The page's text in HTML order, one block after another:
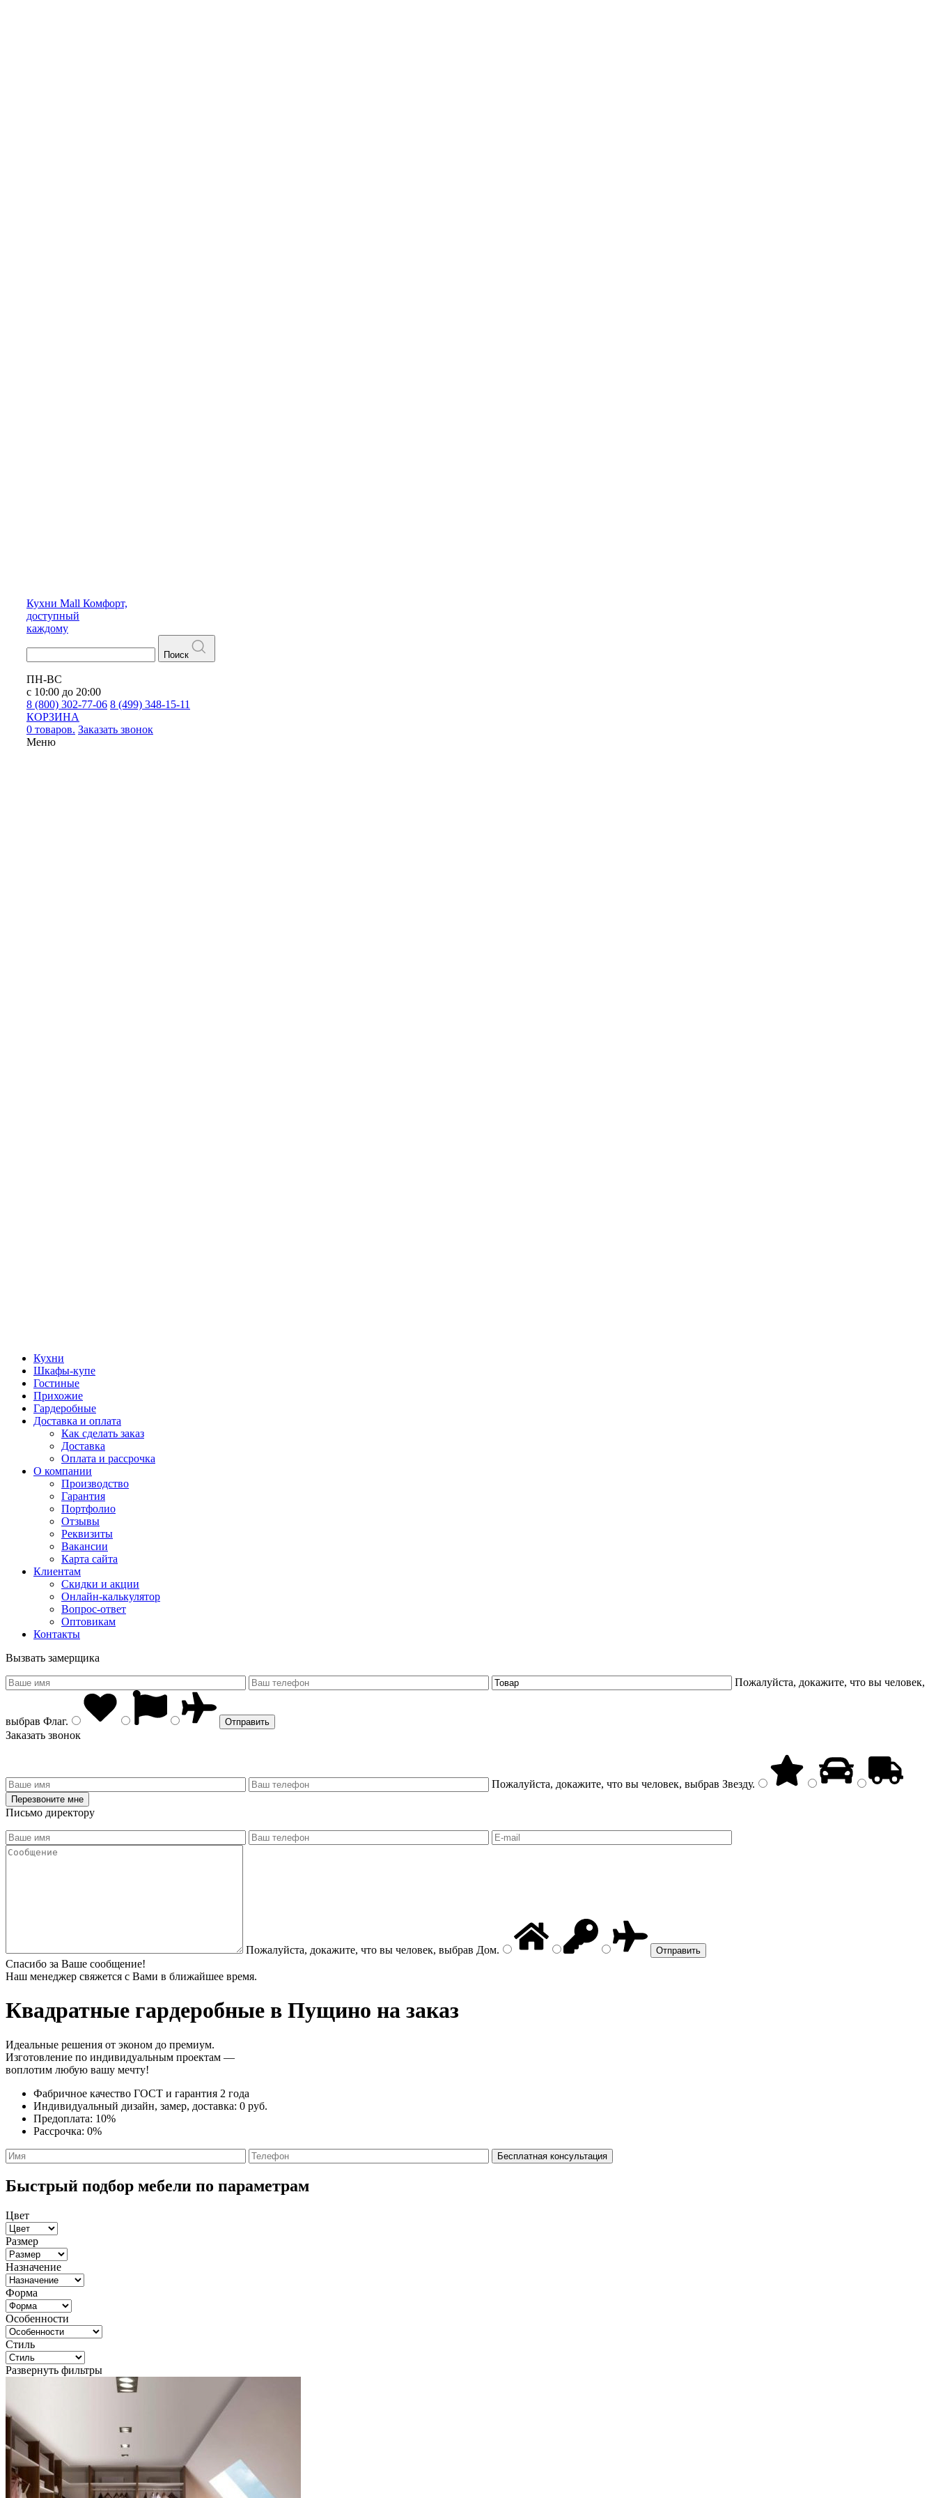
Кухни Mall Комфорт,
доступный
каждому
Поиск
ПН-ВС
с 10:00 до 20:00
8 (800) 302-77-06 8 (499) 348-15-11
КОРЗИНА
0 товаров. Заказать звонок
Меню
Кухни
Шкафы-купе
Гостиные
Прихожие
Гардеробные
Доставка и оплата
Как сделать заказ
Доставка
Оплата и рассрочка
О компании
Производство
Гарантия
Портфолио
Отзывы
Реквизиты
Вакансии
Карта сайта
Клиентам
Скидки и акции
Онлайн-калькулятор
Вопрос-ответ
Оптовикам
Контакты
Вызвать замерщика
Пожалуйста, докажите, что вы человек,
выбрав Флаг.
Заказать звонок
Пожалуйста, докажите, что вы человек, выбрав Звезду.
Письмо директору
Пожалуйста, докажите, что вы человек, выбрав Дом.
Спасибо за Ваше сообщение!
Наш менеджер свяжется с Вами в ближайшее время.
Квадратные гардеробные в Пущино на заказ
Идеальные решения от эконом до премиум.
Изготовление по индивидуальным проектам —
воплотим любую вашу мечту!
Фабричное качество ГОСТ и гарантия 2 года
Индивидуальный дизайн, замер, доставка: 0 руб.
Предоплата: 10%
Рассрочка: 0%
Быстрый подбор мебели по параметрам
Цвет
Размер
Назначение
Форма
Особенности
Стиль
Развернуть фильтры